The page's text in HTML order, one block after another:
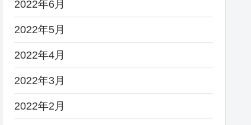
2022年6月
2022年5月
2022年4月
2022年3月
2022年2月